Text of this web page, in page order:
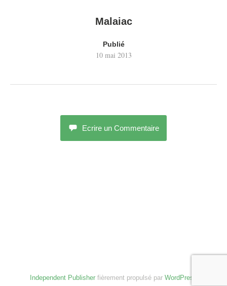
Malaiac
Publié
10 mai 2013
Ecrire un Commentaire
Independent Publisher fièrement propulsé par WordPress